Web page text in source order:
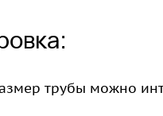
трубы можно